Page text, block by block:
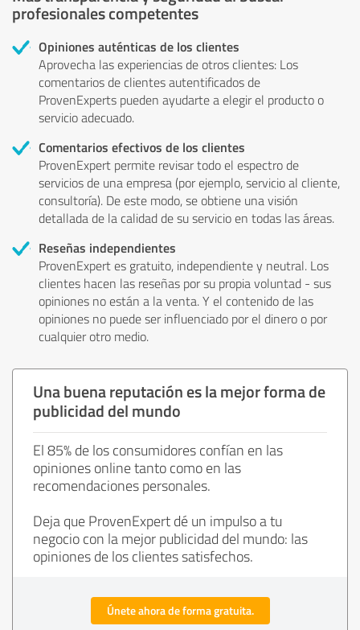
profesionales competentes
Opiniones auténticas de los clientes
Aprovecha las experiencias de otros clientes: Los
comentarios de clientes autentificados de
ProvenExperts pueden ayudarte a elegir el producto o
servicio adecuado.
Comentarios efectivos de los clientes
ProvenExpert permite revisar todo el espectro de
servicios de una empresa (por ejemplo, servicio al cliente,
consultoría). De este modo, se obtiene una visión
detallada de la calidad de su servicio en todas las áreas.
Reseñas independientes
ProvenExpert es gratuito, independiente y neutral. Los
clientes hacen las reseñas por su propia voluntad - sus
opiniones no están a la venta. Y el contenido de las
opiniones no puede ser influenciado por el dinero o por
cualquier otro medio.
Una buena reputación es la mejor forma de
publicidad del mundo
El 85% de los consumidores confían en las
opiniones online tanto como en las
recomendaciones personales.
Deja que ProvenExpert dé un impulso a tu
negocio con la mejor publicidad del mundo: las
opiniones de los clientes satisfechos.
Únete ahora de forma gratuita.